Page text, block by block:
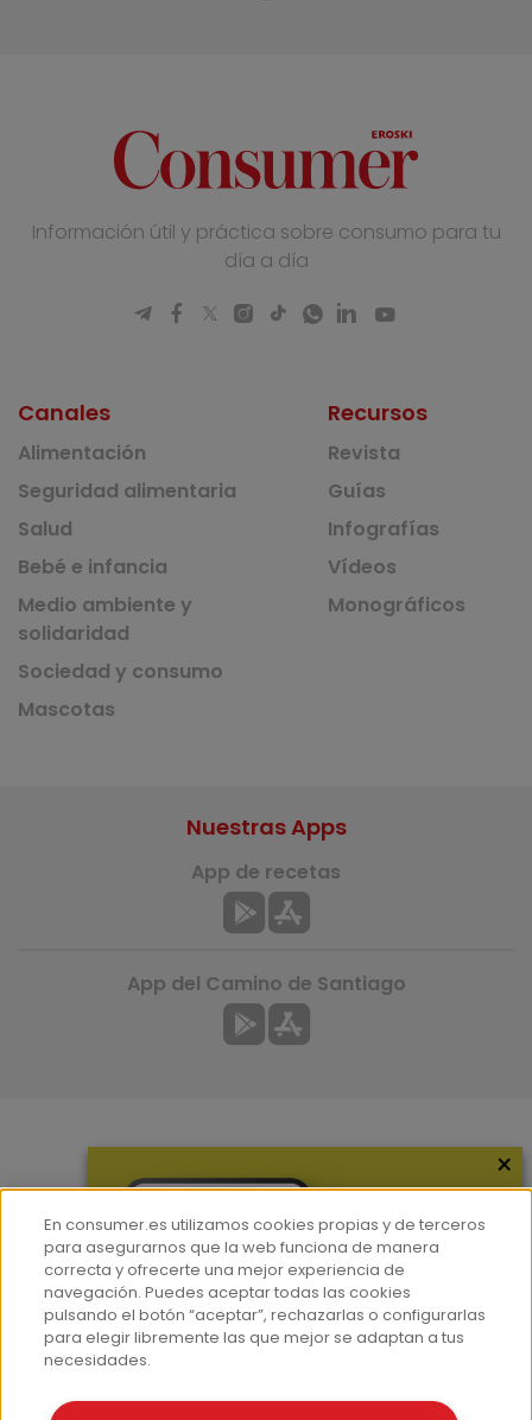
Información útil y práctica sobre consumo para tu
día a día
Canales
Alimentación
Seguridad alimentaria
Salud
Bebé e infancia
Medio ambiente y
solidaridad
Sociedad y consumo
Mascotas
Recursos
Revista
Guías
Infografías
Vídeos
Monográficos
Hemeroteca
Contacto
Prensa
Corpus Lingüístico Consumer
Nuestras Apps
App de recetas
App del Camino de Santiago
×
En consumer.es utilizamos cookies propias y de terceros
para asegurarnos que la web funciona de manera
correcta y ofrecerte una mejor experiencia de
navegación. Puedes aceptar todas las cookies
pulsando el botón “aceptar”, rechazarlas o configurarlas
para elegir libremente las que mejor se adaptan a tus
necesidades.